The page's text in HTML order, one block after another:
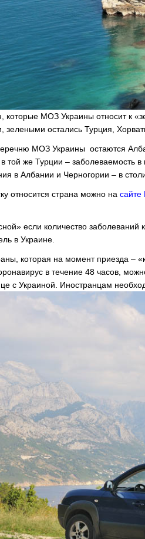
которые МОЗ Украины относит к
зелеными остались Турция,
МОЗ Украины остаются
той же Турции – заболеваемость
в Албании и Черногории – в
относится страна можно на
если количество
в Украине.
которая на момент приезда –
в течение 48 часов,
с Украиной. Иностранцам